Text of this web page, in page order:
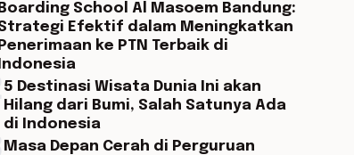
Boarding School Al Masoem Bandung:
Efektif dalam Meningkatkan
Penerimaan ke PTN Terbaik di
Indonesia
5 Destinasi Wisata Dunia Ini akan
Hilang dari Bumi, Salah Satunya Ada
di Indonesia
Masa Depan Cerah di Perguruan